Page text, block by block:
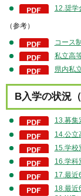
12.奨学
（参考）
コース
私立高
県内私
B入学の状況
13.募集
14.公立
15.学校
16.学科
17.最近
18.最近